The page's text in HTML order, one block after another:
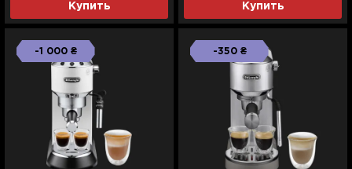
Купить Купить
-1 000 ₴ -350 ₴